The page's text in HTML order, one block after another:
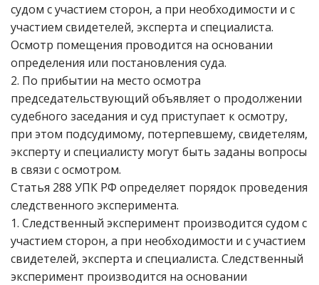
судом с участием сторон, а при необходимости и с
участием свидетелей, эксперта и специалиста.
Осмотр помещения проводится на основании
определения или постановления суда.
2. По прибытии на место осмотра
председательствующий объявляет о продолжении
судебного заседания и суд приступает к осмотру,
при этом подсудимому, потерпевшему, свидетелям,
эксперту и специалисту могут быть заданы вопросы
в связи с осмотром.
Статья 288 УПК РФ определяет порядок проведения
следственного эксперимента.
1. Следственный эксперимент производится судом с
участием сторон, а при необходимости и с участием
свидетелей, эксперта и специалиста. Следственный
эксперимент производится на основании